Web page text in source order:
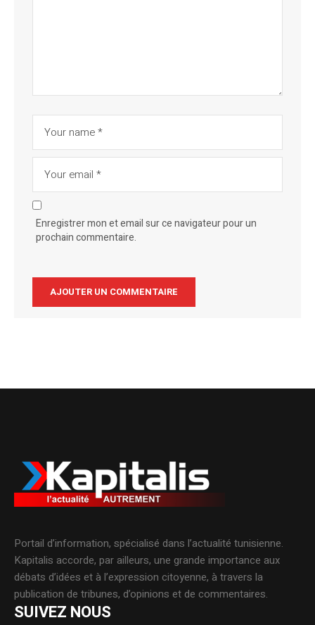
Enregistrer mon et email sur ce navigateur pour un
prochain commentaire.
Portail d’information, spécialisé dans l’actualité tunisienne.
Kapitalis accorde, par ailleurs, une grande importance aux
débats d’idées et à l’expression citoyenne, à travers la
publication de tribunes, d’opinions et de commentaires.
SUIVEZ NOUS